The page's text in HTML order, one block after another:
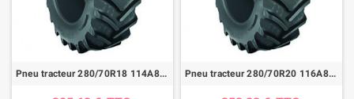
Pneu tracteur 280/70R18 114A8/B AGRIMAX RT765 Pneu tracteur 280/70R20 116A8/B AGRIMAX RT765